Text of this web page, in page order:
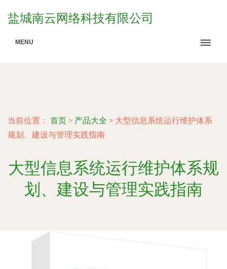
盐城南云网络科技有限公司
MENU
当前位置： 首页 > 产品大全 > 大型信息系统运行维护体系
规划、建设与管理实践指南
大型信息系统运行维护体系规
划、建设与管理实践指南